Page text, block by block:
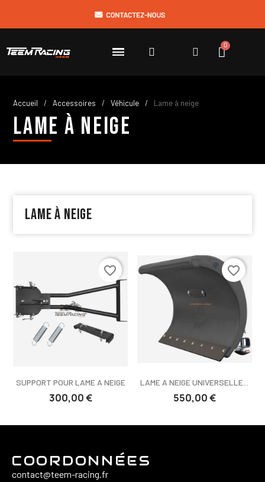
Accueil Accessoires Véhicule Lame à neige
Lame à neige
Lame à neige
SUPPORT POUR LAME A NEIGE
300,00 €
favorite_border
LAME A NEIGE UNIVERSELLE...
550,00 €
favorite_border
COORDONNÉES
contact@teem-racing.fr